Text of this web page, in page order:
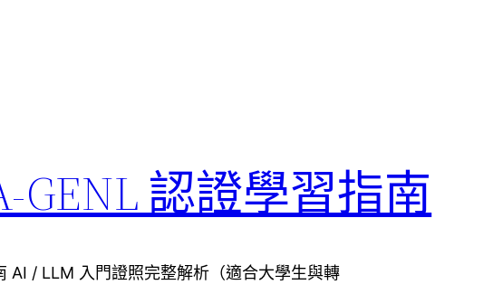
GENL 認證學習指南
AI / LLM 入門證照完整解析（適合大學生與轉